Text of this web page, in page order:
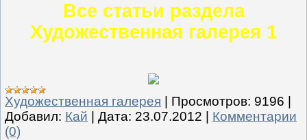
Все статьи раздела
Художественная галерея 1
Художественная галерея Просмотров: 9196
Добавил: Кай Дата: 23.07.2012
Комментарии
(0)